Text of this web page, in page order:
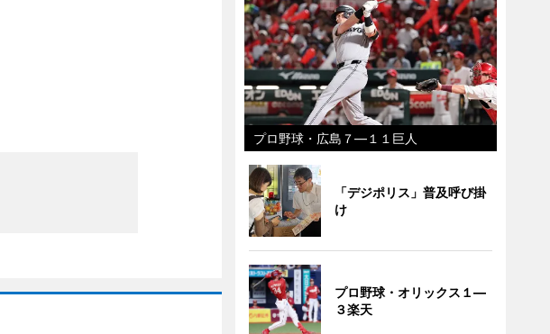
プロ野球・広島７―１１巨人
「デジポリス」普及呼び掛
け
プロ野球・オリックス１―
３楽天